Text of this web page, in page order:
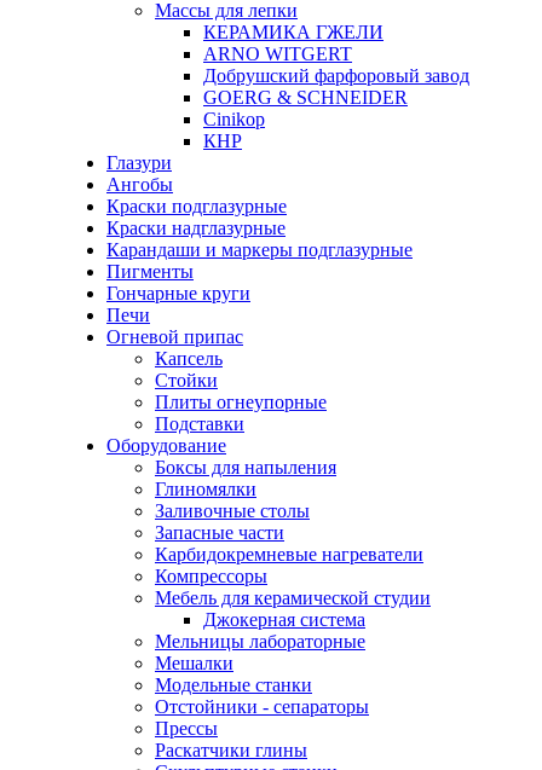
Массы для лепки
КЕРАМИКА ГЖЕЛИ
ARNO WITGERT
Добрушский фарфоровый завод
GOERG & SCHNEIDER
Cinikop
КНР
Глазури
Ангобы
Краски подглазурные
Краски надглазурные
Карандаши и маркеры подглазурные
Пигменты
Гончарные круги
Печи
Огневой припас
Капсель
Стойки
Плиты огнеупорные
Подставки
Оборудование
Боксы для напыления
Глиномялки
Заливочные столы
Запасные части
Карбидокремневые нагреватели
Компрессоры
Мебель для керамической студии
Джокерная система
Мельницы лабораторные
Мешалки
Модельные станки
Отстойники - сепараторы
Прессы
Раскатчики глины